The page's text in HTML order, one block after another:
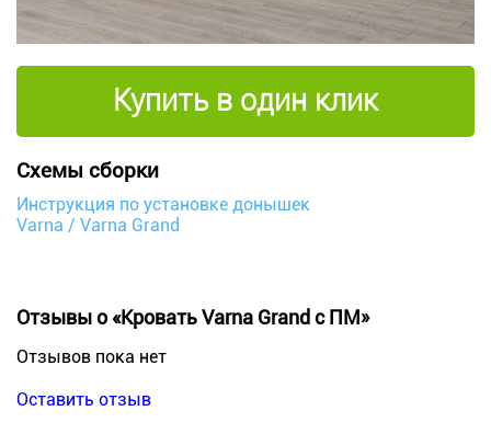
Купить в один клик
Схемы сборки
Инструкция по установке донышек
Varna / Varna Grand
Отзывы о «Кровать Varna Grand с ПМ»
Отзывов пока нет
Оставить отзыв